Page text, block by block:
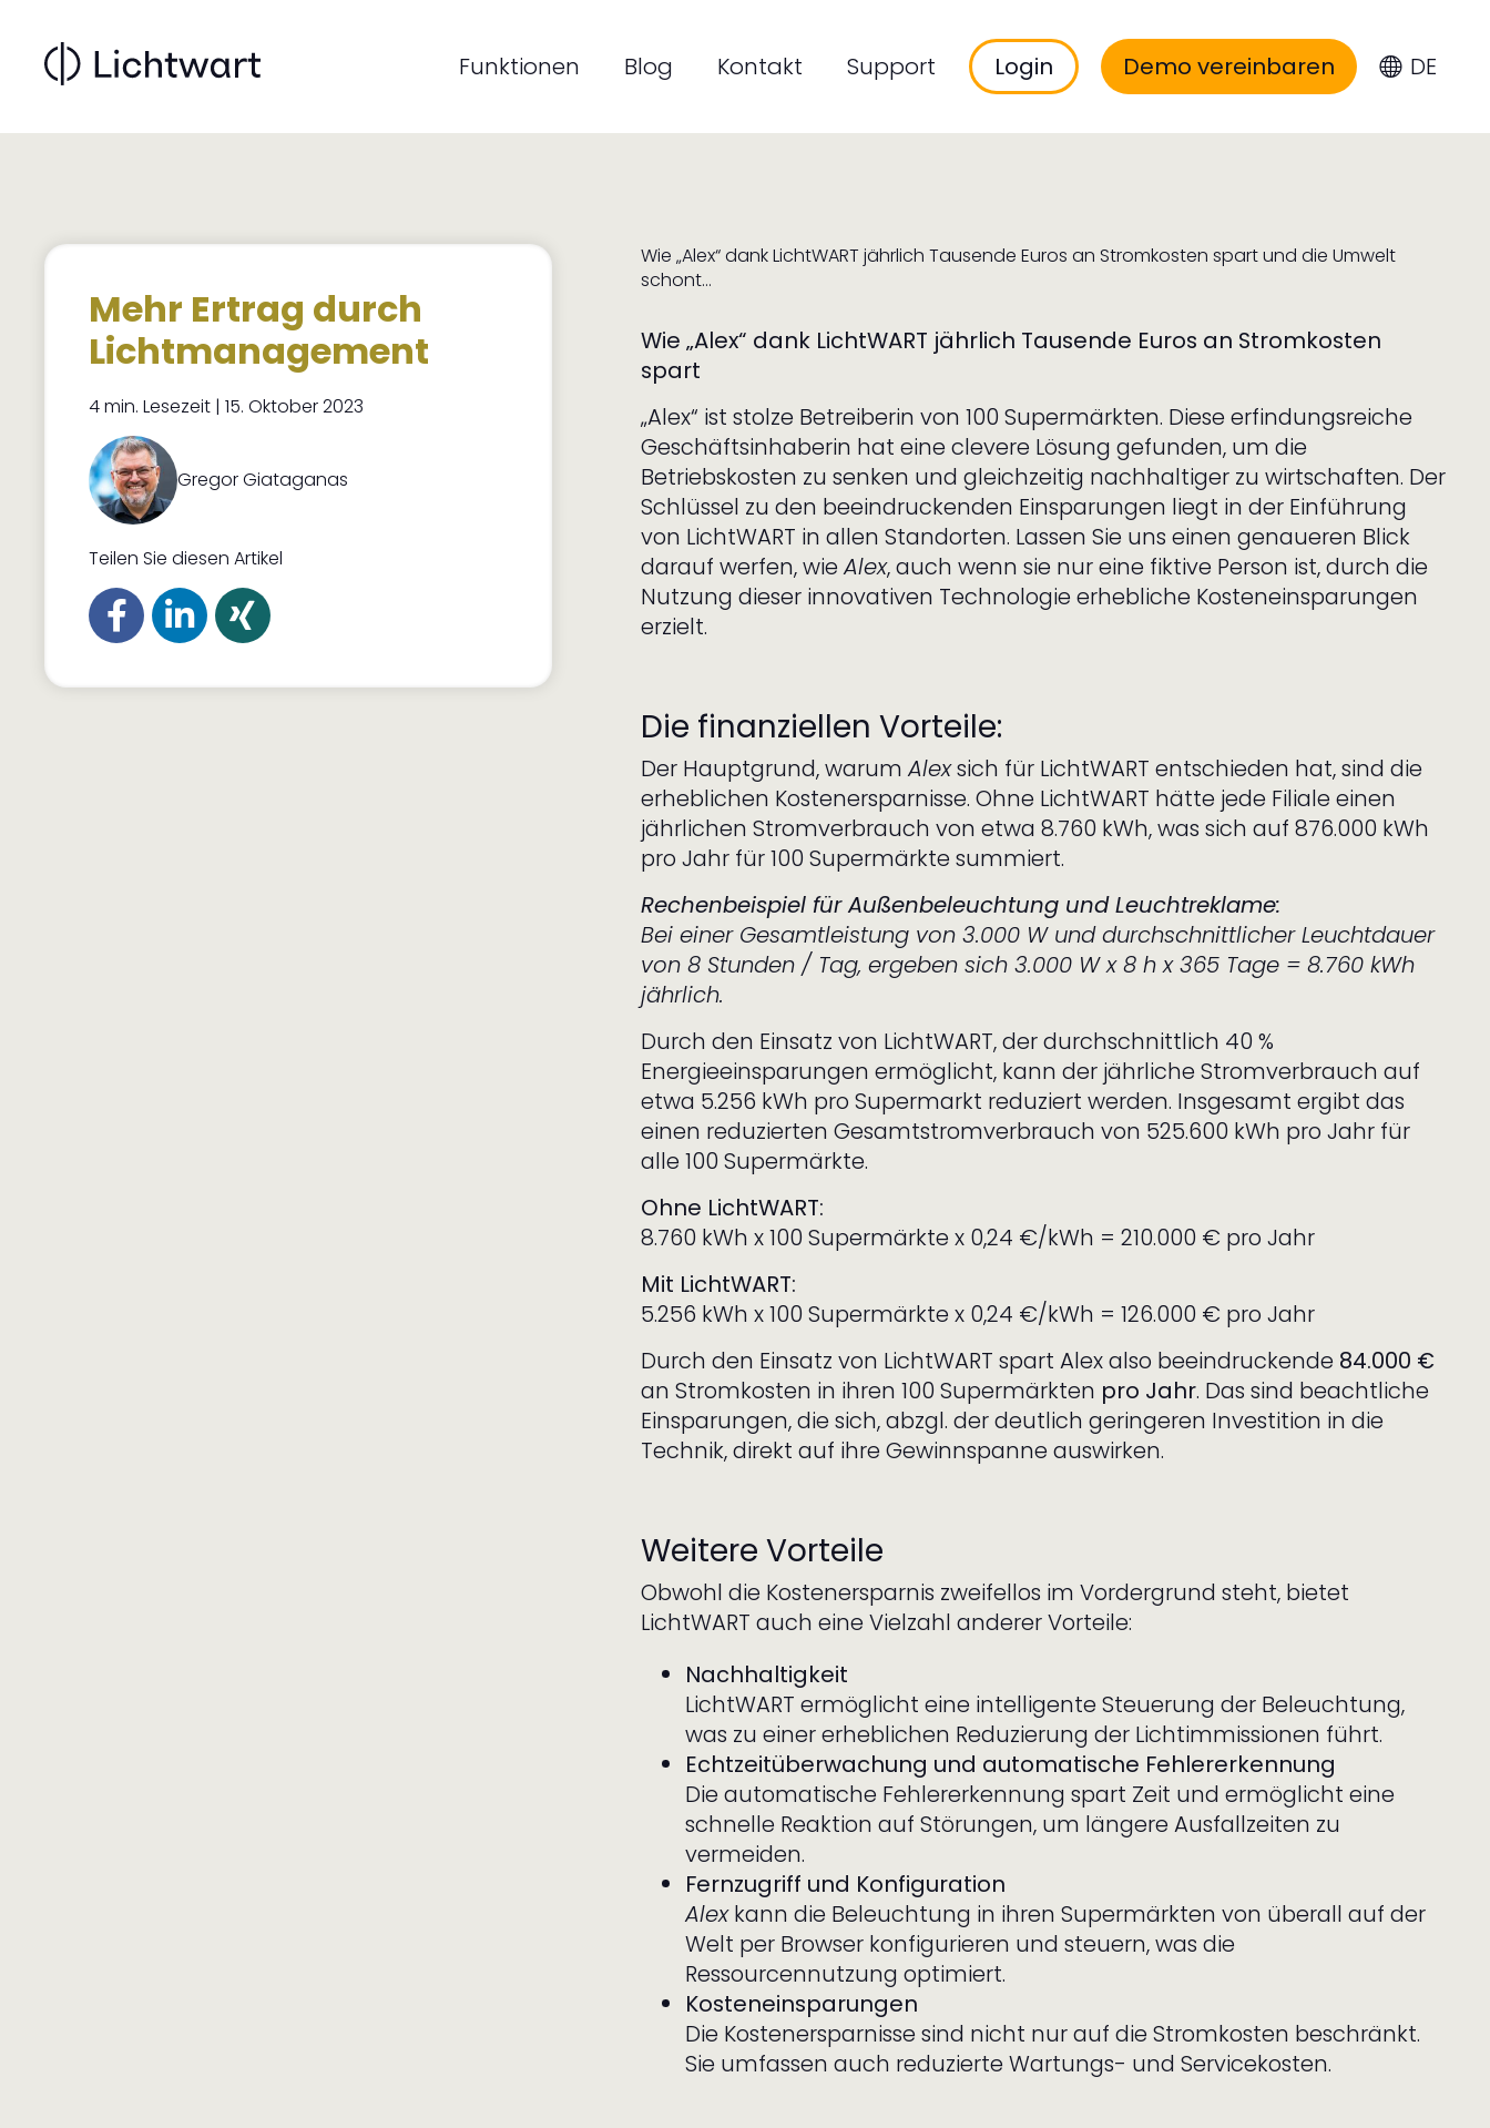
Inhalt
navigation
Funktionen Blog Kontakt Support Login Demo vereinbaren DE
Mehr Ertrag durch
Lichtmanagement
4 min. Lesezeit | 15. Oktober 2023
Gregor Giataganas
Teilen Sie diesen Artikel
Wie „Alex“ dank LichtWART jährlich Tausende Euros an Stromkosten spart und die Umwelt
schont…
Wie „Alex“ dank LichtWART jährlich Tausende Euros an Stromkosten
spart
„Alex“ ist stolze Betreiberin von 100 Supermärkten. Diese erfindungsreiche
Geschäftsinhaberin hat eine clevere Lösung gefunden, um die
Betriebskosten zu senken und gleichzeitig nachhaltiger zu wirtschaften. Der
Schlüssel zu den beeindruckenden Einsparungen liegt in der Einführung
von LichtWART in allen Standorten. Lassen Sie uns einen genaueren Blick
darauf werfen, wieAlex, auch wenn sie nur eine fiktive Person ist, durch die
Nutzung dieser innovativen Technologie erhebliche Kosteneinsparungen
erzielt.
Die finanziellen Vorteile:
Der Hauptgrund, warumAlexsich für LichtWART entschieden hat, sind die
erheblichen Kostenersparnisse. Ohne LichtWART hätte jede Filiale einen
jährlichen Stromverbrauch von etwa 8.760 kWh, was sich auf 876.000 kWh
pro Jahr für 100 Supermärkte summiert.
Rechenbeispiel für Außenbeleuchtung und Leuchtreklame:
Bei einer Gesamtleistung von 3.000 W und durchschnittlicher Leuchtdauer
von 8 Stunden / Tag, ergeben sich 3.000 W x 8 h x 365 Tage = 8.760 kWh
jährlich.
Durch den Einsatz von LichtWART, der durchschnittlich 40 %
Energieeinsparungen ermöglicht, kann der jährliche Stromverbrauch auf
etwa 5.256 kWh pro Supermarkt reduziert werden. Insgesamt ergibt das
einen reduzierten Gesamtstromverbrauch von 525.600 kWh pro Jahr für
alle 100 Supermärkte.
Ohne LichtWART:
8.760 kWh x 100 Supermärkte x 0,24 €/kWh = 210.000 € pro Jahr
Mit LichtWART:
5.256 kWh x 100 Supermärkte x 0,24 €/kWh = 126.000 € pro Jahr
Durch den Einsatz von LichtWART spart Alex also beeindruckende 84.000 €
an Stromkosten in ihren 100 Supermärkten pro Jahr. Das sind beachtliche
Einsparungen, die sich, abzgl. der deutlich geringeren Investition in die
Technik, direkt auf ihre Gewinnspanne auswirken.
Weitere Vorteile
Obwohl die Kostenersparnis zweifellos im Vordergrund steht, bietet
LichtWART auch eine Vielzahl anderer Vorteile:
Nachhaltigkeit
LichtWART ermöglicht eine intelligente Steuerung der Beleuchtung,
was zu einer erheblichen Reduzierung der Lichtimmissionen führt.
Echtzeitüberwachung und automatische Fehlererkennung
Die automatische Fehlererkennung spart Zeit und ermöglicht eine
schnelle Reaktion auf Störungen, um längere Ausfallzeiten zu
vermeiden.
Fernzugriff und Konfiguration
Alexkann die Beleuchtung in ihren Supermärkten von überall auf der
Welt per Browser konfigurieren und steuern, was die
Ressourcennutzung optimiert.
Kosteneinsparungen
Die Kostenersparnisse sind nicht nur auf die Stromkosten beschränkt.
Sie umfassen auch reduzierte Wartungs- und Servicekosten.